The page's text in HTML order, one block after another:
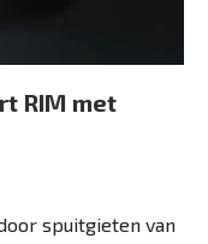
RIM met
spuitgieten van